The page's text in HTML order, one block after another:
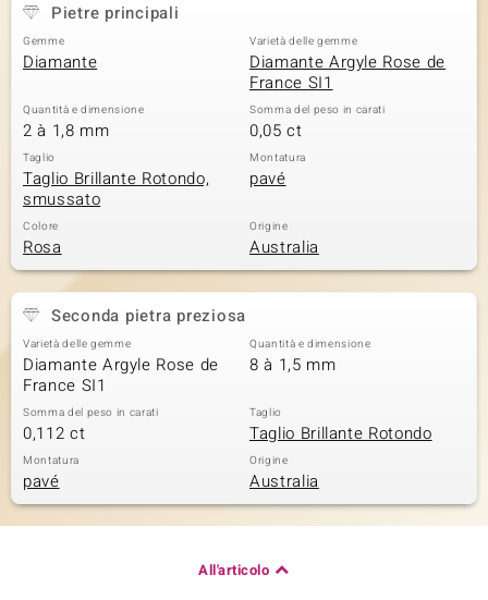
Pietre principali
Gemme
Diamante
Varietà delle gemme
Diamante Argyle Rose de
France SI1
Quantità e dimensione
2 à 1,8 mm
Somma del peso in carati
0,05 ct
Taglio
Taglio Brillante Rotondo,
smussato
Montatura
pavé
Colore
Rosa
Origine
Australia
Seconda pietra preziosa
Varietà delle gemme
Diamante Argyle Rose de
France SI1
Quantità e dimensione
8 à 1,5 mm
Somma del peso in carati
0,112 ct
Taglio
Taglio Brillante Rotondo
Montatura
pavé
Origine
Australia
All'articolo